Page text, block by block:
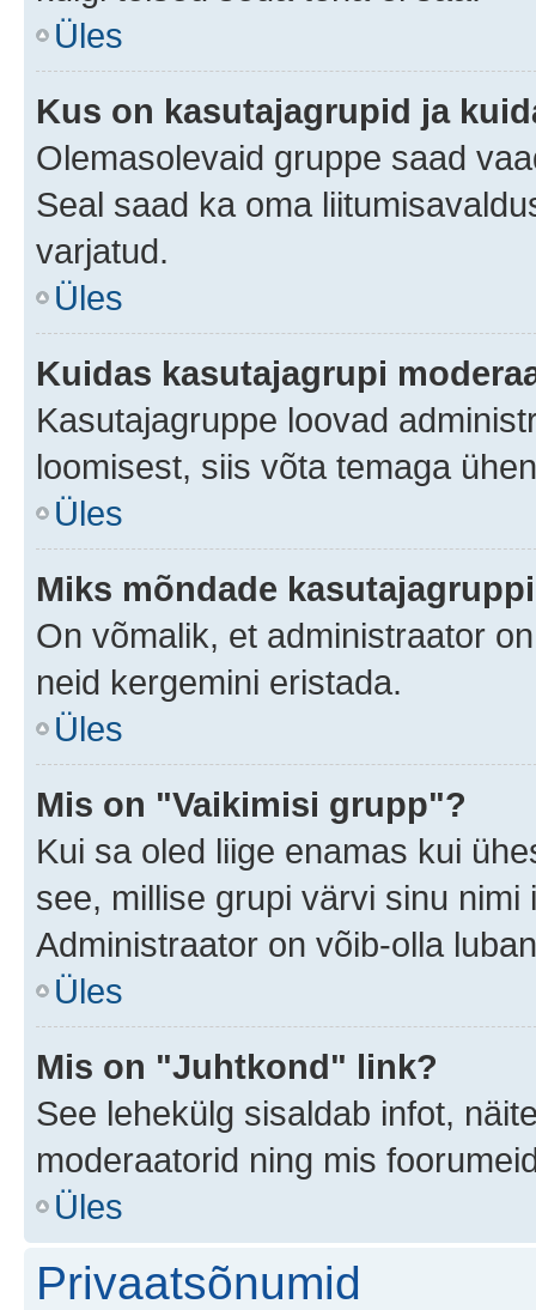
Üles
Kus on kasutajagrupid ja
Olemasolevaid gruppe saad
Seal saad ka oma
varjatud.
Üles
Kuidas kasutajagrupi
Kasutajagruppe loovad
loomisest, siis võta temaga
Üles
Miks mõndade
On võmalik, et administraator
neid kergemini eristada.
Üles
Mis on "Vaikimisi grupp"?
Kui sa oled liige enamas kui
see, millise grupi värvi sinu
Administraator on võib-olla
Üles
Mis on "Juhtkond" link?
See lehekülg sisaldab infot,
moderaatorid ning mis
Üles
Privaatsõnumid